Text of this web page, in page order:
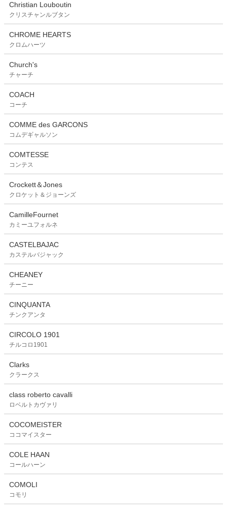
Christian Louboutin
クリスチャンルブタン
CHROME HEARTS
クロムハーツ
Church's
チャーチ
COACH
コーチ
COMME des GARCONS
コムデギャルソン
COMTESSE
コンテス
Crockett＆Jones
クロケット＆ジョーンズ
CamilleFournet
カミーユフォルネ
CASTELBAJAC
カステルバジャック
CHEANEY
チーニー
CINQUANTA
チンクアンタ
CIRCOLO 1901
チルコロ1901
Clarks
クラークス
class roberto cavalli
ロベルトカヴァリ
COCOMEISTER
ココマイスター
COLE HAAN
コールハーン
COMOLI
コモリ